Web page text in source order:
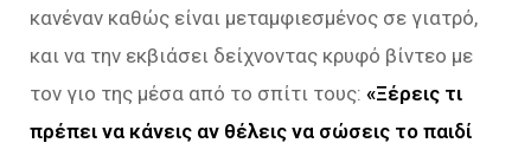
κανέναν καθώς είναι μεταμφιεσμένος σε γιατρό,
και να την εκβιάσει δείχνοντας κρυφό βίντεο με
τον γιο της μέσα από το σπίτι τους: «Ξέρεις τι
πρέπει να κάνεις αν θέλεις να σώσεις το παιδί